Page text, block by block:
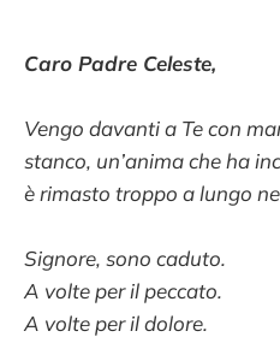
Caro Padre Celeste,
Vengo davanti a Te con
stanco, un’anima che ha
è rimasto troppo a lungo
Signore, sono caduto.
A volte per il peccato.
A volte per il dolore.